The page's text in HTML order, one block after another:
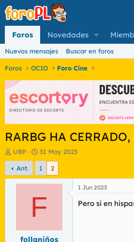
Foros Novedades
Nuevos mensajes Buscar en foros
Foros OCIO Foro Cine
RARBG HA
I
n
i
c
d
UBP
F
e
c
h
a
i
c
31 May 2023
Ant. 1 2
F
follaniños
1 Jun 2023
Pero si en